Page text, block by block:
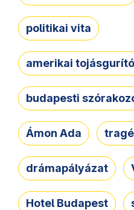
politikai vita
amerikai
budapesti
Ámon Ada
drámapályázat
Hotel Budapest